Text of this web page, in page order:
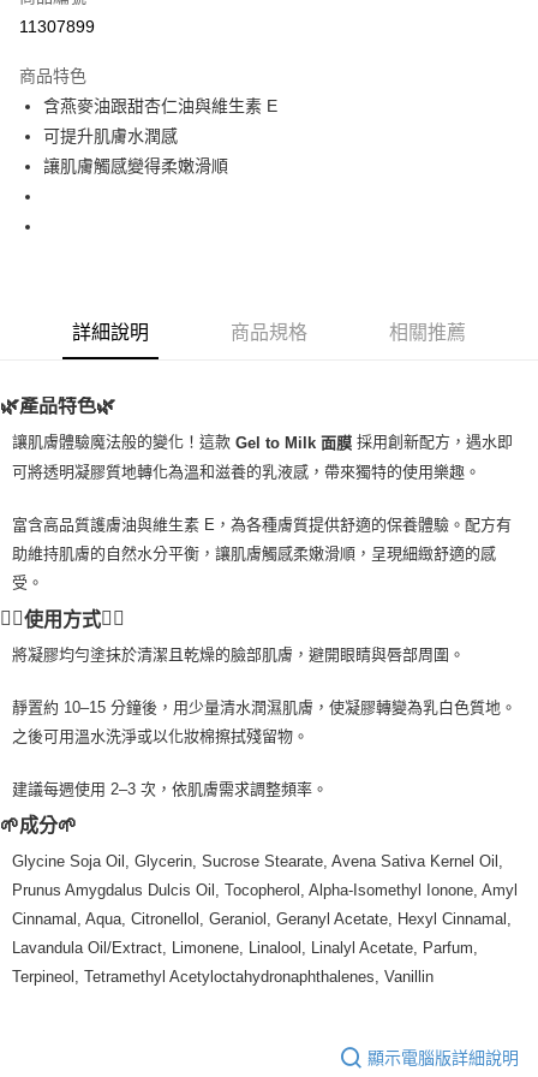
超商取貨付款
Apple Pay
街口支付
Google Pay
運送方式
每筆NT$80，滿NT$999(含以上)免運費
全家純取貨 (先付款
每筆NT$80，滿NT$999(含以上)免運費
7-11取貨付款
每筆NT$80，滿NT$999(含以上)免運費
7-11純取貨 (先付款
每筆NT$100，滿NT$999(含以上)免運費
每筆NT$250，滿NT$3,000(含以上)免運費
付款後門市自取
免運費
11307899
商品特色
含燕麥油跟甜杏仁油與維生素 E
可提升肌膚水潤感
讓肌膚觸感變得柔嫩滑順
詳細說明 商品規格 相關推薦
🌿產品特色🌿
讓肌膚體驗魔法般的變化！這款 Gel to Milk 面膜 採用創新配方，遇水即
可將透明凝膠質地轉化為溫和滋養的乳液感，帶來獨特的使用樂趣。
富含高品質護膚油與維生素 E，為各種膚質提供舒適的保養體驗。配方有
助維持肌膚的自然水分平衡，讓肌膚觸感柔嫩滑順，呈現細緻舒適的感
受。
💆‍♀️使用方式💆‍♀️
將凝膠均勻塗抹於清潔且乾燥的臉部肌膚，避開眼睛與唇部周圍。
靜置約 10–15 分鐘後，用少量清水潤濕肌膚，使凝膠轉變為乳白色質地。
之後可用溫水洗淨或以化妝棉擦拭殘留物。
建議每週使用 2–3 次，依肌膚需求調整頻率。
🌱成分🌱
Glycine Soja Oil, Glycerin, Sucrose Stearate, Avena Sativa Kernel Oil,
Prunus Amygdalus Dulcis Oil, Tocopherol, Alpha-Isomethyl Ionone, Amyl
Cinnamal, Aqua, Citronellol, Geraniol, Geranyl Acetate, Hexyl Cinnamal,
Lavandula Oil/Extract, Limonene, Linalool, Linalyl Acetate, Parfum,
Terpineol, Tetramethyl Acetyloctahydronaphthalenes, Vanillin
顯示電腦版詳細說明